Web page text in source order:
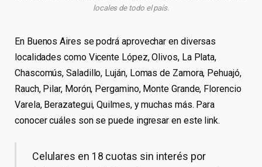
locales de todo el país.
En Buenos Aires se podrá aprovechar en diversas
localidades como Vicente López, Olivos, La Plata,
Chascomús, Saladillo, Luján, Lomas de Zamora, Pehuajó,
Rauch, Pilar, Morón, Pergamino, Monte Grande, Florencio
Varela, Berazategui, Quilmes, y muchas más. Para
conocer cuáles son se puede ingresar en este link.
Celulares en 18 cuotas sin interés por